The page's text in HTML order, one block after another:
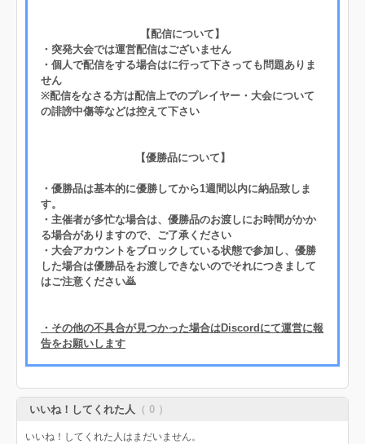
【配信について】
・突発大会では運営配信はございません
・個人で配信をする場合はに行って下さっても問題ありま
せん
※配信をなさる方は配信上でのプレイヤー・大会について
の誹謗中傷等などは控えて下さい
【優勝品について】
・優勝品は基本的に優勝してから1週間以内に納品致しま
す。
・主催者が多忙な場合は、優勝品のお渡しにお時間がかか
る場合がありますので、ご了承ください
・大会アカウントをブロックしている状態で参加し、優勝
した場合は優勝品をお渡しできないのでそれにつきまして
はご注意ください🙇
・その他の不具合が見つかった場合はDiscordにて運営に報
告をお願いします
いいね！してくれた人 （ 0 ）
いいね！してくれた人はまだいません。